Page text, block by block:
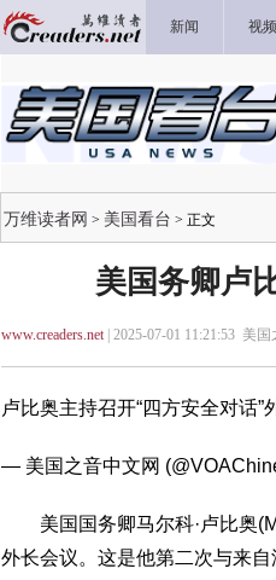
新闻 视频
万维读者网 > 美国看台 > 正文
美国务卿卢
www.creaders.net| 2025-07-01 11:21:53 美国
卢比奥主持召开“四方安全对话”
— 美国之音中文网
美国国务卿马尔科·卢比奥
外长会议。这是他第二次与来